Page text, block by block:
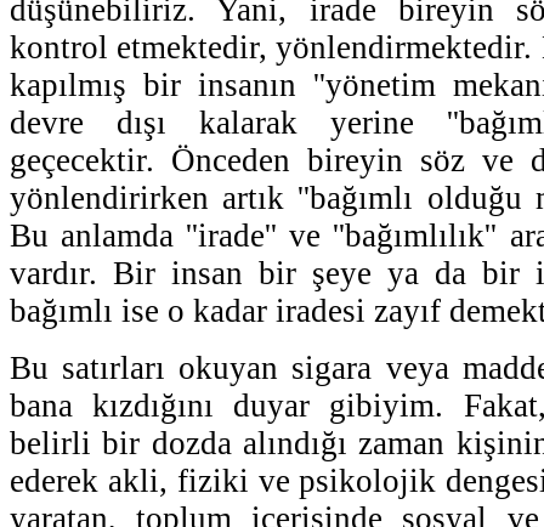
düşünebiliriz. Yani, irade bireyin
kontrol etmektedir, yönlendirmektedir.
kapılmış bir insanın ''yönetim
devre dışı kalarak yerine
geçecektir. Önceden bireyin söz ve
yönlendirirken artık ''bağımlı olduğu
Bu anlamda ''irade'' ve ''bağımlılık''
vardır. Bir insan bir şeye ya da bir
bağımlı ise o kadar iradesi zayıf
Bu satırları okuyan sigara veya
bana kızdığını duyar gibiyim.
belirli bir dozda alındığı zaman
ederek akli, fiziki ve psikolojik
yaratan, toplum içerisinde sosyal